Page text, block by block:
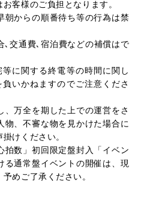
客様のご負担となります。
からの順番待ち等の行為は禁
交通費､宿泊費などの補償はで
に関する終電等の時間に関し
いかねますのでご注意くださ
万全を期した上での運営をさ
物、不審な物を見かけた場合に
けください。
数」初回限定盤封入「イベン
る通常盤イベントの開催は、現
めご了承ください。